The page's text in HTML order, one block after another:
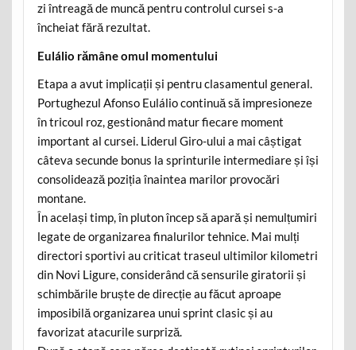
zi întreagă de muncă pentru controlul cursei s-a
încheiat fără rezultat.
Eulálio rămâne omul momentului
Etapa a avut implicații și pentru clasamentul general.
Portughezul Afonso Eulálio continuă să impresioneze
în tricoul roz, gestionând matur fiecare moment
important al cursei. Liderul Giro-ului a mai câștigat
câteva secunde bonus la sprinturile intermediare și își
consolidează poziția înaintea marilor provocări
montane.
În același timp, în pluton încep să apară și nemulțumiri
legate de organizarea finalurilor tehnice. Mai mulți
directori sportivi au criticat traseul ultimilor kilometri
din Novi Ligure, considerând că sensurile giratorii și
schimbările bruște de direcție au făcut aproape
imposibilă organizarea unui sprint clasic și au
favorizat atacurile surpriză.